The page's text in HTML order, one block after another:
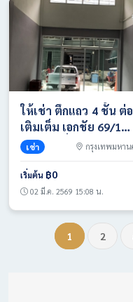
ให้เช่า ตึกแถว 4 ชั้น ต่อ
เติมเต็ม เอกชัย 69/1
ราคา 1หมื่นบาท/ด.
บาท T. 086-4540423
เช่า กรุงเทพมหาน
เริ่มต้น ฿0
02 มี.ค. 2569 15:08 น.
1 2